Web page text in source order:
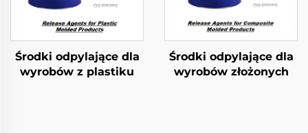
Środki odpylające dla
wyrobów z plastiku
Środki odpylające dla
wyrobów złożonych